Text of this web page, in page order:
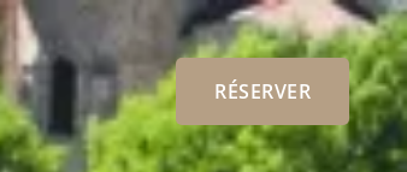
RÉSERVER